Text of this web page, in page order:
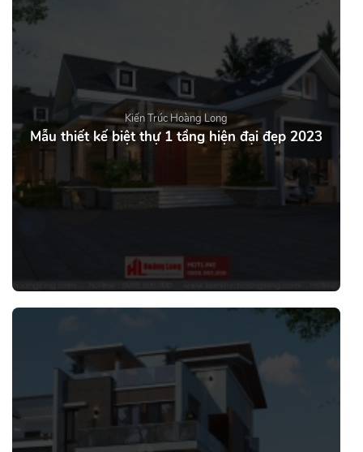
Kiến Trúc Hoàng Long
Mẫu thiết kế biệt thự 1 tầng hiện đại đẹp 2023